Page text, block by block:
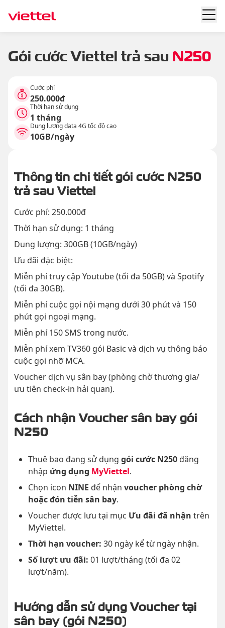
Gói cước Viettel trả sau N250
Cước phí
250.000đ
Thời hạn sử dụng
1 tháng
Dung lượng data 4G tốc độ cao
10GB/ngày
Thông tin chi tiết gói cước N250
trả sau Viettel
Cước phí: 250.000đ
Thời hạn sử dụng: 1 tháng
Dung lượng: 300GB (10GB/ngày)
Ưu đãi đặc biệt:
Miễn phí truy cập Youtube (tối đa 50GB) và Spotify
(tối đa 30GB).
Miễn phí cuộc gọi nội mạng dưới 30 phút và 150
phút gọi ngoại mạng.
Miễn phí 150 SMS trong nước.
Miễn phí xem TV360 gói Basic và dịch vụ thông báo
cuộc gọi nhỡ MCA.
Voucher dịch vụ sân bay (phòng chờ thương gia/
ưu tiên check-in hải quan).
Cách nhận Voucher sân bay gói
N250
Thuê bao đang sử dụng gói cước N250 đăng
nhập ứng dụng MyViettel.
Chọn icon NINE để nhận voucher phòng chờ
hoặc đón tiễn sân bay.
Voucher được lưu tại mục Ưu đãi đã nhận trên
MyViettel.
Thời hạn voucher: 30 ngày kể từ ngày nhận.
Số lượt ưu đãi: 01 lượt/tháng (tối đa 02
lượt/năm).
Hướng dẫn sử dụng Voucher tại
sân bay (gói N250)